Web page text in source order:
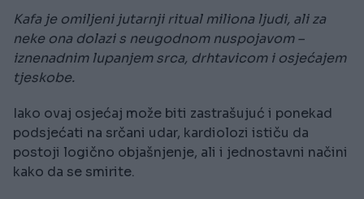
Kafa je omiljeni jutarnji ritual miliona ljudi, ali za
neke ona dolazi s neugodnom nuspojavom –
iznenadnim lupanjem srca, drhtavicom i osjećajem
tjeskobe.
Iako ovaj osjećaj može biti zastrašujuć i ponekad
podsjećati na srčani udar, kardiolozi ističu da
postoji logično objašnjenje, ali i jednostavni načini
kako da se smirite.